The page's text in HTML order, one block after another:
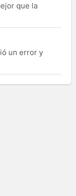
que la
un error y